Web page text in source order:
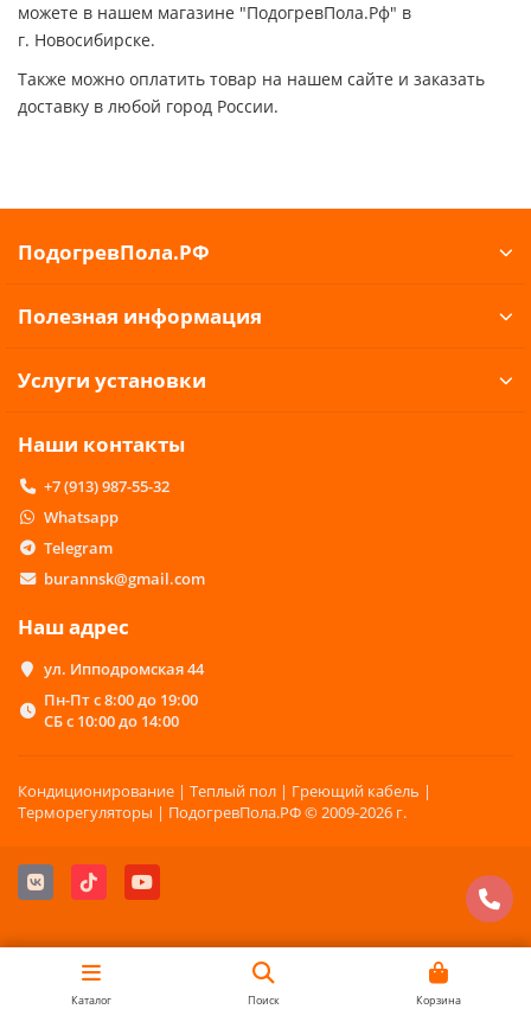
можете в нашем магазине "ПодогревПола.Рф" в
г. Новосибирске.
Также можно оплатить товар на нашем сайте и заказать
доставку в любой город России.
ПодогревПола.РФ
Полезная информация
Услуги установки
Наши контакты
+7 (913) 987-55-32
Whatsapp
Telegram
burannsk@gmail.com
Наш адрес
ул. Ипподромская 44
Пн-Пт с 8:00 до 19:00
СБ с 10:00 до 14:00
Кондиционирование | Теплый пол | Греющий кабель |
Терморегуляторы | ПодогревПола.РФ © 2009-2026 г.
Каталог Поиск Корзина